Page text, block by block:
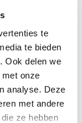
te
te bieden
Ook delen we
onze
analyse. Deze
met andere
ze hebben
de
kun je je
bezorgen in
en wensen